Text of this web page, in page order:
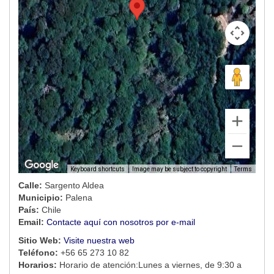
Keyboard shortcuts Image may be subject to copyright Terms
Calle: Sargento Aldea
Municipio: Palena
País: Chile
Email: Contacte aquí con nosotros por e-mail
Sitio Web: Visite nuestra web
Teléfono: +56 65 273 10 82
Horarios: Horario de atención:Lunes a viernes, de 9:30 a